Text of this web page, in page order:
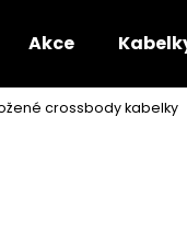
Akce
crossbody kabelky